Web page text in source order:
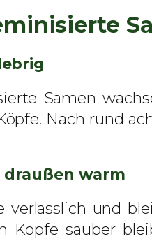
Samen
Nach rund
draußen warm
verlässlich und
Köpfe sauber